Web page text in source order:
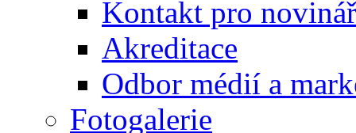
Kontakt pro
Akreditace
Odbor médií a
Fotogalerie